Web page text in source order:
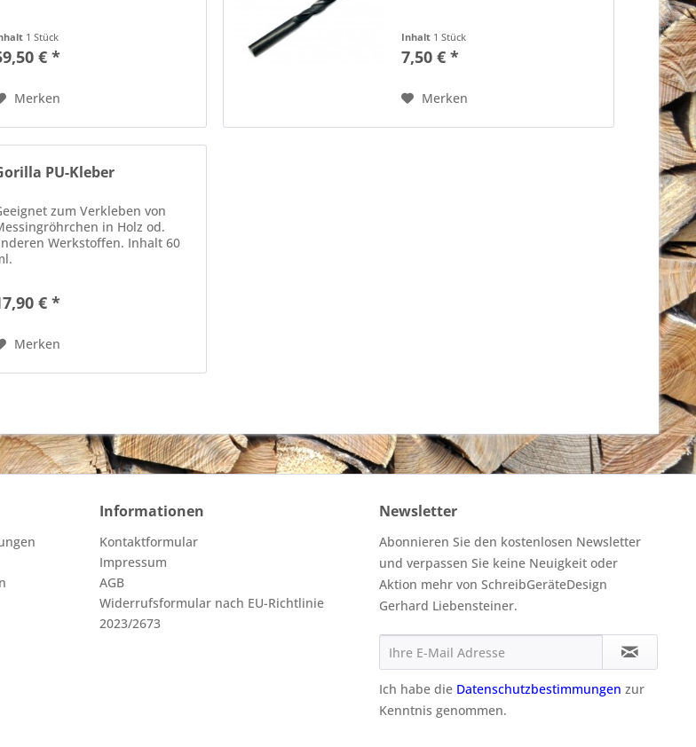
1 Stück
€ *
Merken
Inhalt 1 Stück
7,50 € *
Merken
PU-Kleber
zum Verkleben von
in Holz od.
Werkstoffen. Inhalt 60
€ *
Merken
Informationen
Kontaktformular
Impressum
AGB
Widerrufsformular nach EU-Richtlinie
2023/2673
Newsletter
Abonnieren Sie den kostenlosen Newsletter
und verpassen Sie keine Neuigkeit oder
Aktion mehr von SchreibGeräteDesign
Gerhard Liebensteiner.
Ich habe die Datenschutzbestimmungen zur
Kenntnis genommen.